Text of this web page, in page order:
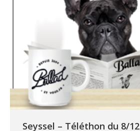
Seyssel – Téléthon du 8/12